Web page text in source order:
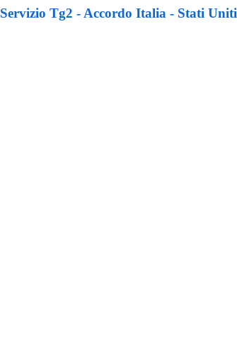
Servizio Tg2 - Accordo Italia - Stati Uniti